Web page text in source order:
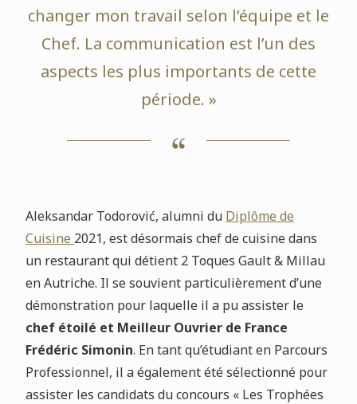
changer mon travail selon l’équipe et le
Chef. La communication est l’un des
aspects les plus importants de cette
période. »
Aleksandar Todorović, alumni du Diplôme de
Cuisine 2021, est désormais chef de cuisine dans
un restaurant qui détient 2 Toques Gault & Millau
en Autriche. Il se souvient particulièrement d’une
démonstration pour laquelle il a pu assister le
chef étoilé et Meilleur Ouvrier de France
Frédéric Simonin. En tant qu’étudiant en Parcours
Professionnel, il a également été sélectionné pour
assister les candidats du concours « Les Trophées